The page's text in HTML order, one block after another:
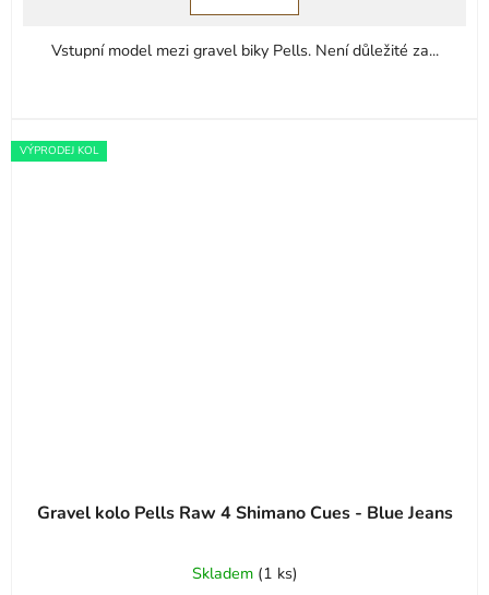
Vstupní model mezi gravel biky Pells. Není důležité za...
VÝPRODEJ KOL
Gravel kolo Pells Raw 4 Shimano Cues - Blue Jeans
Skladem (1 ks)